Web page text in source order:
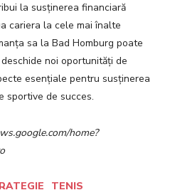
la susținerea financiară
cariera la cele mai înalte
sa la Bad Homburg poate
noi oportunități de
esențiale pentru susținerea
sportive de succes.
home?
TENIS